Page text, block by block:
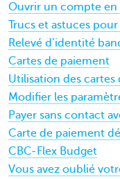
Ouvrir un compte
Trucs et astuces
Relevé d’identité
Cartes de paiement
Utilisation des cartes
Modifier les
Payer sans contact
Carte de paiement
CBC-Flex Budget
Vous avez oublié